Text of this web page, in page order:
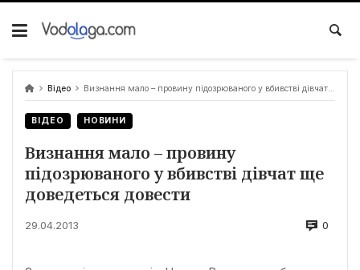
Відео Визнання мало – провину підозрюваного у вбивстві дівчат ще доведеться довести
ВІДЕО НОВИНИ
Визнання мало – провину
підозрюваного у вбивстві дівчат ще
доведеться довести
29.04.2013 0